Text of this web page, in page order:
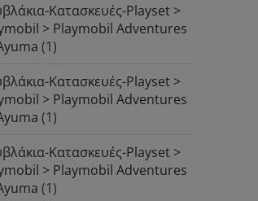
Κατασκευές-Playset >
> Playmobil Adventures
(1)
Κατασκευές-Playset >
> Playmobil Adventures
(1)
Κατασκευές-Playset >
> Playmobil Adventures
(1)